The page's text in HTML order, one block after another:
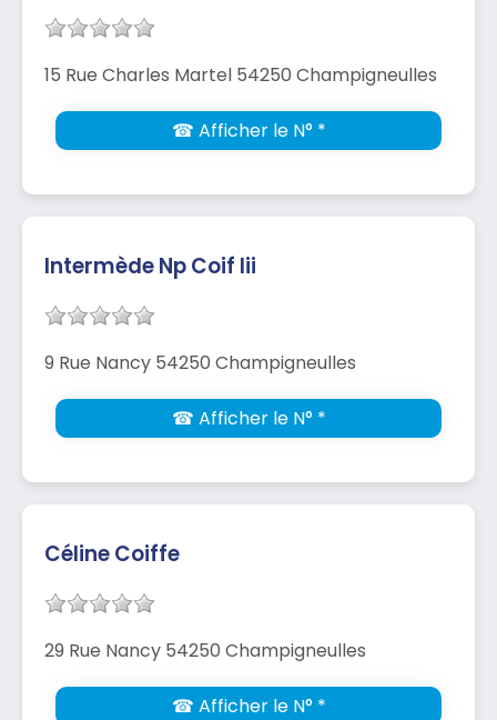
15 Rue Charles Martel 54250 Champigneulles
☎ Afficher le N° *
Intermède Np Coif Iii
9 Rue Nancy 54250 Champigneulles
☎ Afficher le N° *
Céline Coiffe
29 Rue Nancy 54250 Champigneulles
☎ Afficher le N° *